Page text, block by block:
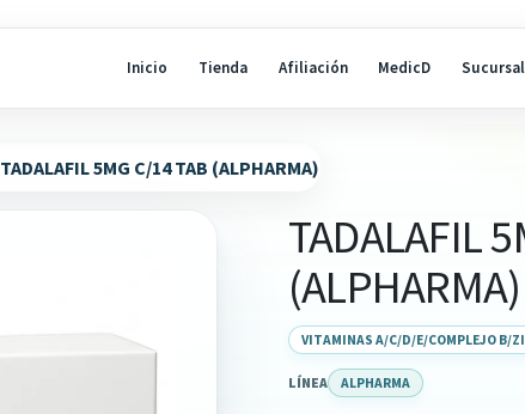
Inicio Tienda Afiliación MedicD
TADALAFIL 5MG C/14 TAB (ALPHARMA)
TADALAFIL
(ALPHARMA)
VITAMINAS A/C/D/E/COMPLEJO B/
LÍNEA ALPHARMA